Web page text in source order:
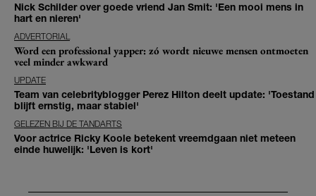
Nick Schilder over goede vriend Jan Smit: 'Een mooi mens in
hart en nieren'
ADVERTORIAL
Word een professional yapper: zó wordt nieuwe mensen ontmoeten
veel minder awkward
UPDATE
Team van celebrityblogger Perez Hilton deelt update: 'Toestand
blijft ernstig, maar stabiel'
GELEZEN BIJ DE TANDARTS
Voor actrice Ricky Koole betekent vreemdgaan niet meteen
einde huwelijk: 'Leven is kort'